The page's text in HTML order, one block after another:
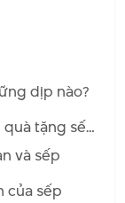
dịp nào?
tặng sếp
và sếp
của sếp